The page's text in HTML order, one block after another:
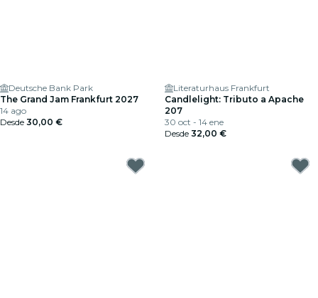
Deutsche Bank Park
The Grand Jam Frankfurt 2027
14 ago
Desde 30,00 €
Literaturhaus Frankfurt
Candlelight: Tributo a Apache
207
30 oct - 14 ene
Desde 32,00 €